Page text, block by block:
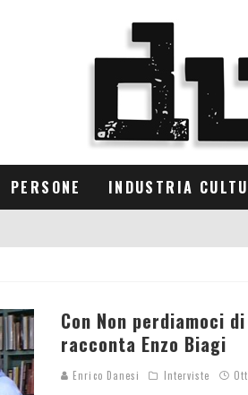
PERSONE INDUSTRIA
Con Non perdiamoci
racconta Enzo Biagi
Enrico Danesi Interviste